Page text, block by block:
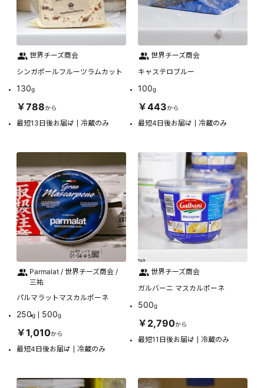
世界チーズ商会
シンガポールフルーツラムカット
130g
￥788から
最短13日後お届け 冷蔵のみ
世界チーズ商会
キャステロブルー
100g
￥443から
最短4日後お届け 冷蔵のみ
Parmalat / 世界チーズ商会 /
三祐
パルマラットマスカルポーネ
250g 500g
￥1,010から
最短4日後お届け 冷蔵のみ
世界チーズ商会
ガルバーニ マスカルポーネ
500g
￥2,790から
最短11日後お届け 冷蔵のみ